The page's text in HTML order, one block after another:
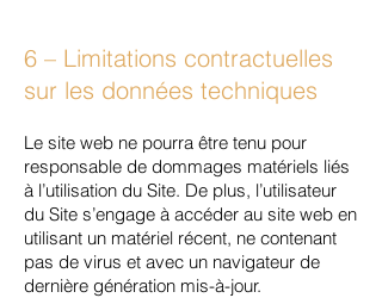
6 – Limitations contractuelles
sur les données techniques
Le site web ne pourra être tenu pour
responsable de dommages matériels liés
à l’utilisation du Site. De plus, l’utilisateur
du Site s’engage à accéder au site web en
utilisant un matériel récent, ne contenant
pas de virus et avec un navigateur de
dernière génération mis-à-jour.